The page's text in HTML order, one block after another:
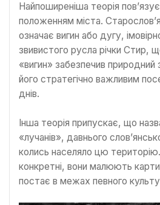
Найпоширеніша теорія
положенням міста.
означає вигин або дугу,
звивистого русла річки Стир,
«вигин» забезпечив
його стратегічно важливим
днів.
Інша теорія припускає, що
«лучанів», давнього
колись населяло цю
конкретні, вони малюють
постає в межах певного